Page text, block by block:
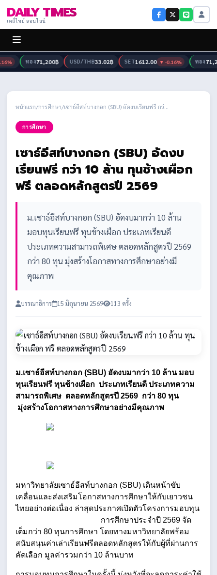
DAILY TIMES
เดลี่ไทม์ ออนไลน์
ทอง71,200฿ USD/THB33.02฿ SET1612.00 ▼ -0.16% ทอง
หน้าแรก/การศึกษา/เซาธ์อีสท์บางกอก (SBU) อัดงบเรียนฟรี กว่...
การศึกษา
เซาธ์อีสท์บางกอก (SBU) อัดงบ
เรียนฟรี กว่า 10 ล้าน ทุนช้างเผือก
ฟรี ตลอดหลักสูตรปี 2569
ม.เซาธ์อีสท์บางกอก (SBU) อัดงบมากว่า 10 ล้าน
มอบทุนเรียนฟรี ทุนช้างเผือก ประเภทเรียนดี
ประเภทความสามารถพิเศษ ตลอดหลักสูตรปี 2569
กว่า 80 ทุน มุ่งสร้างโอกาสทางการศึกษาอย่างมี
คุณภาพ
บรรณาธิการ 15 มิถุนายน 2569 113 ครั้ง
ม.เซาธ์อีสท์บางกอก (SBU) อัดงบมากว่า 10 ล้าน มอบ
ทุนเรียนฟรี ทุนช้างเผือก ประเภทเรียนดี ประเภทความ
สามารถพิเศษ  ตลอดหลักสูตรปี 2569 กว่า 80 ทุน
มุ่งสร้างโอกาสทางการศึกษาอย่างมีคุณภาพ
มหาวิทยาลัยเซาธ์อีสท์บางกอก (SBU) เดินหน้าขับ
เคลื่อนและส่งเสริมโอกาสทางการศึกษาให้กับเยาวชน
ไทยอย่างต่อเนื่อง ล่าสุดประกาศเปิดตัวโครงการมอบทุน
การศึกษาประจำปี 2569 จัด
เต็มกว่า 80 ทุนการศึกษา โดยทางมหาวิทยาลัยพร้อม
สนับสนุนค่าเล่าเรียนฟรีตลอดหลักสูตรให้กับผู้ที่ผ่านการ
คัดเลือก มูลค่ารวมกว่า 10 ล้านบาท